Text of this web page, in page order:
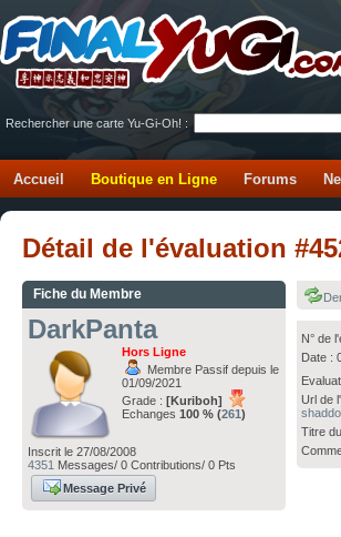
Rechercher une carte Yu-Gi-Oh! :
Accueil Boutique en Ligne Forums
Détail de l'évaluation
Fiche du Membre
DarkPanta
Hors Ligne
Membre Passif depuis le
01/09/2021
Grade : [Kuriboh]
Echanges 100 % (261)
Inscrit le 27/08/2008
4351 Messages/ 0 Contributions/ 0 Pts
Message Privé
N° de
Date :
Url de
Titre